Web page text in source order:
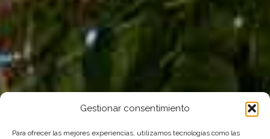
Gestionar consentimiento
Para ofrecer las mejores experiencias, utilizamos tecnologías como las